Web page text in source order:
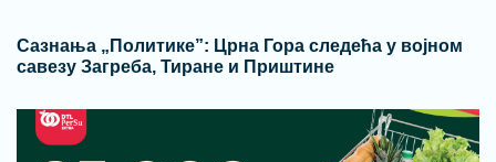
Сазнања „Политике”: Црна Гора следећа у војном
савезу Загреба, Тиране и Приштине